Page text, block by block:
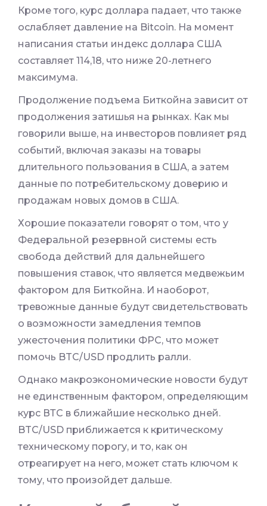
Кроме того, курс доллара падает, что также
ослабляет давление на Bitcoin. На момент
написания статьи индекс доллара США
составляет 114,18, что ниже 20-летнего
максимума.
Продолжение подъема Биткойна зависит от
продолжения затишья на рынках. Как мы
говорили выше, на инвесторов повлияет ряд
событий, включая заказы на товары
длительного пользования в США, а затем
данные по потребительскому доверию и
продажам новых домов в США.
Хорошие показатели говорят о том, что у
Федеральной резервной системы есть
свобода действий для дальнейшего
повышения ставок, что является медвежьим
фактором для Биткойна. И наоборот,
тревожные данные будут свидетельствовать
о возможности замедления темпов
ужесточения политики ФРС, что может
помочь BTC/USD продлить ралли.
Однако макроэкономические новости будут
не единственным фактором, определяющим
курс ВТС в ближайшие несколько дней.
BTC/USD приближается к критическому
техническому порогу, и то, как он
отреагирует на него, может стать ключом к
тому, что произойдет дальше.